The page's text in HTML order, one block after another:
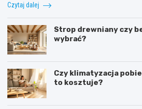
Czytaj dalej
Strop drewniany czy
wybrać?
Czy klimatyzacja
to kosztuje?